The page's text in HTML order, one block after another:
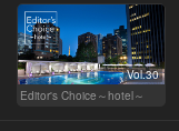
Vol.30
Editor's Choice～hotel～